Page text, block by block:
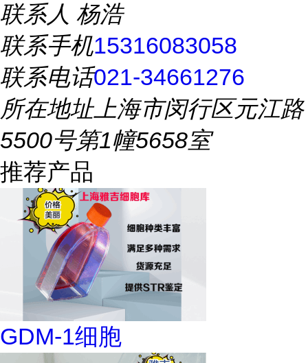
联系人 杨浩
联系手机15316083058
联系电话021-34661276
所在地址上海市闵行区元江路
5500号第1幢5658室
推荐产品
GDM-1细胞